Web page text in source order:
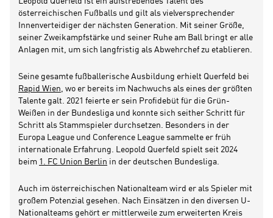
österreichischen Fußballs und gilt als vielversprechender
Innenverteidiger der nächsten Generation. Mit seiner Größe,
seiner Zweikampfstärke und seiner Ruhe am Ball bringt er alle
Anlagen mit, um sich langfristig als Abwehrchef zu etablieren.
Seine gesamte fußballerische Ausbildung erhielt Querfeld bei
Rapid Wien , wo er bereits im Nachwuchs als eines der größten
Talente galt. 2021 feierte er sein Profidebüt für die Grün-
Weißen in der Bundesliga und konnte sich seither Schritt für
Schritt als Stammspieler durchsetzen. Besonders in der
Europa League und Conference League sammelte er früh
internationale Erfahrung. Leopold Querfeld spielt seit 2024
beim 1. FC Union Berlin in der deutschen Bundesliga.
Auch im österreichischen Nationalteam wird er als Spieler mit
großem Potenzial gesehen. Nach Einsätzen in den diversen U-
Nationalteams gehört er mittlerweile zum erweiterten Kreis